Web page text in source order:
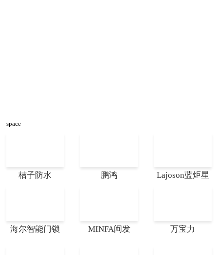
space
桔子防水 鹏鸿 Lajoson蓝炬星
海尔智能门锁 MINFA闽发 万宝力